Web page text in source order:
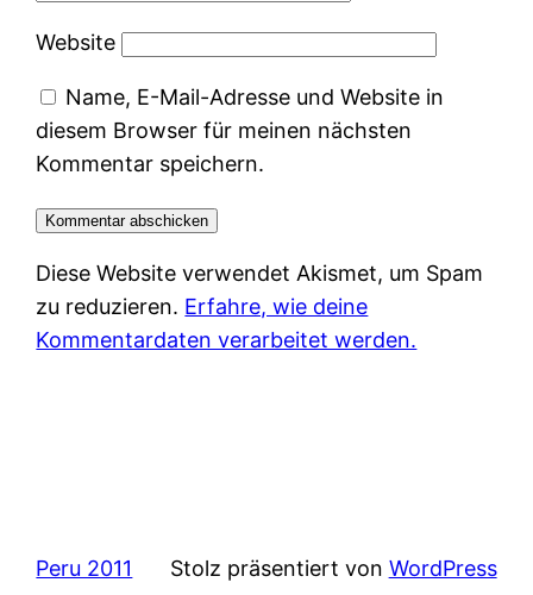
Website
Name, E-Mail-Adresse und Website in
diesem Browser für meinen nächsten
Kommentar speichern.
Diese Website verwendet Akismet, um Spam
zu reduzieren. Erfahre, wie deine
Kommentardaten verarbeitet werden.
Peru 2011 Stolz präsentiert von WordPress